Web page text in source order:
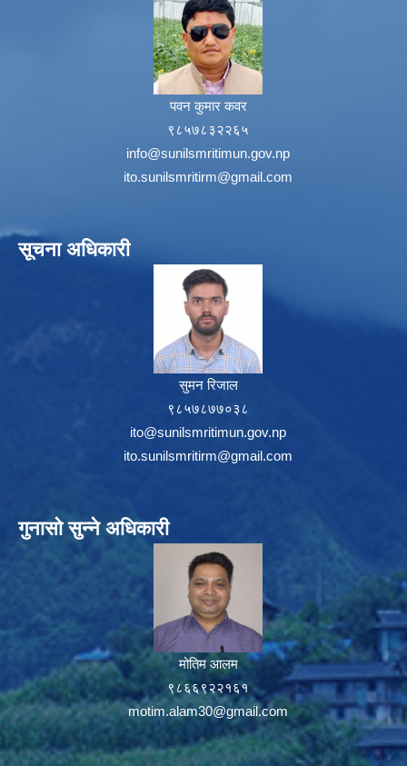
पवन कुमार कवर
९८५७८३२२६५
info@sunilsmritimun.gov.np
ito.sunilsmritirm@gmail.com
सूचना अधिकारी
सुमन रिजाल
९८५७८७७०३८
ito@sunilsmritimun.gov.np
ito.sunilsmritirm@gmail.com
गुनासो सुन्ने अधिकारी
मोतिम आलम
९८६६९२२१६१
motim.alam30@gmail.com